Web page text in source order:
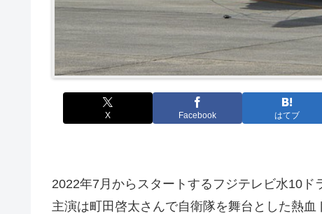
X Facebook はてブ
2022年7月からスタートするフジテレビ水10ド
主演は町田啓太さんで自衛隊を舞台とした熱